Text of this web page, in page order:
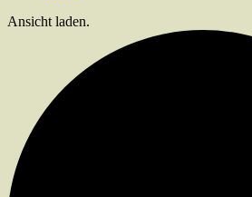
Ansicht laden.